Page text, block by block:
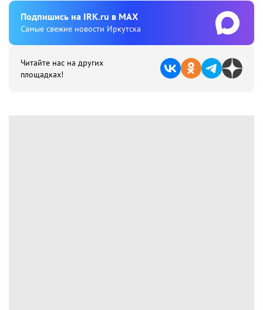
Подпишиcь на IRK.ru в MAX
Cамые свежие новости Иркутска
Читайте нас на других
площадках!